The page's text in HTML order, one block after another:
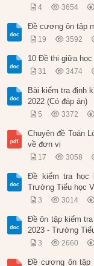
4 3654
Đề cương ôn tập
19 3592
10 Đề thi giữa học
31 3474
Bài kiểm tra định
2022 (Có đáp án)
5 3372
Chuyên đề Toán
về đơn vị
17 3058
Đề kiểm tra học
Trường Tiểu học
3 3014
Đề ôn tập kiểm
2023 - Trường
3 2660
Đề cương ôn tập